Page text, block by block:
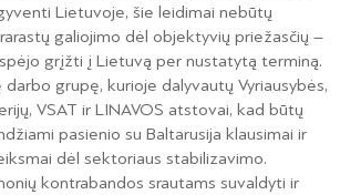
Lietuvoje, šie leidimai nebūtų
galiojimo dėl objektyvių priežasčių –
grįžti į Lietuvą per nustatytą terminą.
grupę, kurioje dalyvautų Vyriausybės,
VSAT ir LINAVOS atstovai, kad būtų
pasienio su Baltarusija klausimai ir
dėl sektoriaus stabilizavimo.
kontrabandos srautams suvaldyti ir